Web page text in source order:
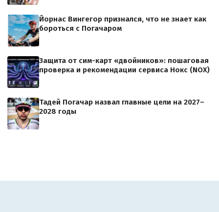
Йорнас Вингегор признался, что не знает как
бороться с Погачаром
Защита от сим-карт «двойников»: пошаговая
проверка и рекомендации сервиса Нокс (NOX)
Тадей Погачар назвал главные цели на 2027–
2028 годы